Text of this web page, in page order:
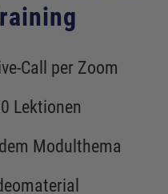
Call per Zoom
Lektionen
Modulthema